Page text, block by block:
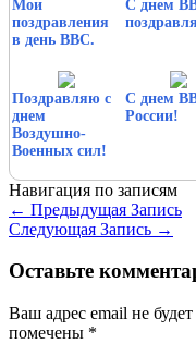
Мои
поздравления
в день ВВС.
С днем
Поздравляю с
днем
Воздушно-
Военных сил!
С днем
России!
Навигация по записям
← Предыдущая Запись
Следующая Запись →
Оставьте
Ваш адрес email не
помечены *